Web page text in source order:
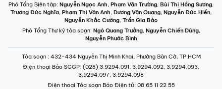
Phó Tổng Biên tập: Nguyễn Ngọc Anh, Phạm Văn Trường, Bùi Thị Hồng Sương,
Trương Đức Nghĩa, Phạm Thị Vân Anh, Dương Văn Quang, Nguyễn Đức Hiển,
Nguyễn Khắc Cường, Trần Gia Bảo
Phó Tổng Thư ký tòa soạn: Ngô Quang Trưởng, Nguyễn Chiến Dũng,
Nguyễn Phước Bình
Tòa soạn : 432-434 Nguyễn Thị Minh Khai, Phường Bàn Cờ, TP.HCM
Điện thoại Báo SGGP: (028) 3.9294.091, 3.9294.092, 3.9294.093,
3.9294.097, 3.9294.098
Điện thoại Tòa soạn Báo Điện tử: 08 65 11 22 55